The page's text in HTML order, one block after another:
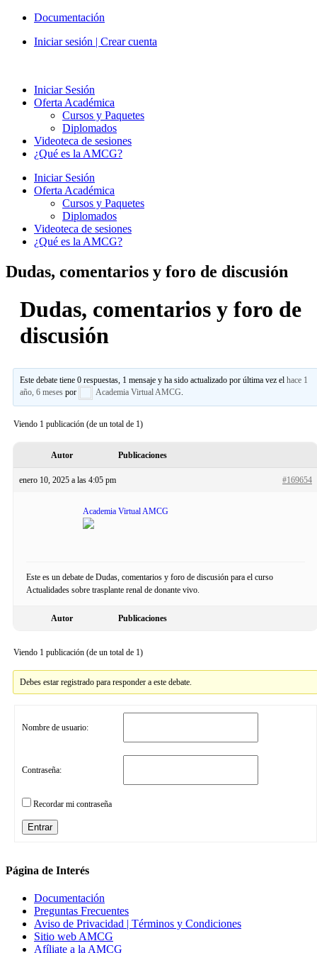
contenido
Documentación
Iniciar sesión | Crear cuenta
Iniciar Sesión
Oferta Académica
Cursos y Paquetes
Diplomados
Videoteca de sesiones
¿Qué es la AMCG?
Iniciar Sesión
Oferta Académica
Cursos y Paquetes
Diplomados
Videoteca de sesiones
¿Qué es la AMCG?
Dudas, comentarios y foro de discusión
Dudas, comentarios y foro de
discusión
Este debate tiene 0 respuestas, 1 mensaje y ha sido actualizado por última vez elhace 1
año, 6 meses por Academia Virtual AMCG
Viendo 1 publicación (de un total de 1)
Autor Publicaciones
enero 10, 2025 a las 4:05 pm #169654
Academia Virtual AMCG
Este es un debate de Dudas, comentarios y foro de discusión para el curso
Actualidades sobre trasplante renal de donante vivo.
Autor Publicaciones
Viendo 1 publicación (de un total de 1)
Debes estar registrado para responder a este debate.
Nombre de usuario:
Contraseña:
Recordar mi contraseña
Entrar
Página de Interés
Documentación
Preguntas Frecuentes
Aviso de Privacidad | Términos y Condiciones
Sitio web AMCG
Afíliate a la AMCG